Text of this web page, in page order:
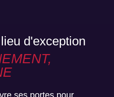
d'exception
ses portes pour